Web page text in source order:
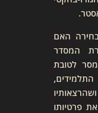
האם
המסדר
לטובת
פרטיותו